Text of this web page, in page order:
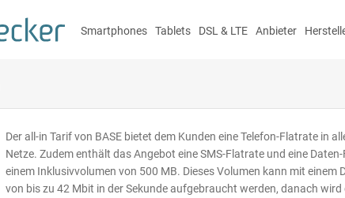
Smartphones Tablets DSL & LTE Anbieter
Der all-in Tarif von BASE bietet dem Kunden eine Telefon-Flatrate in
Netze. Zudem enthält das Angebot eineSMS-Flatrate und eine
einem Inklusivvolumen von 500 MB. Dieses Volumen kann mit einem
von bis zu 42 Mbit in der Sekunde aufgebraucht werden, danach wird